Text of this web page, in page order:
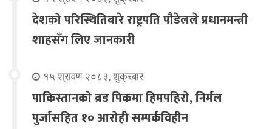
देशको परिस्थितिबारे राष्ट्रपति पौडेलले प्रधानमन्त्री
शाहसँग लिए जानकारी
१५ श्रावण २०८३, शुक्रबार
पाकिस्तानको ब्रड पिकमा हिमपहिरो, निर्मल
पुर्जासहित १० आरोही सम्पर्कविहीन